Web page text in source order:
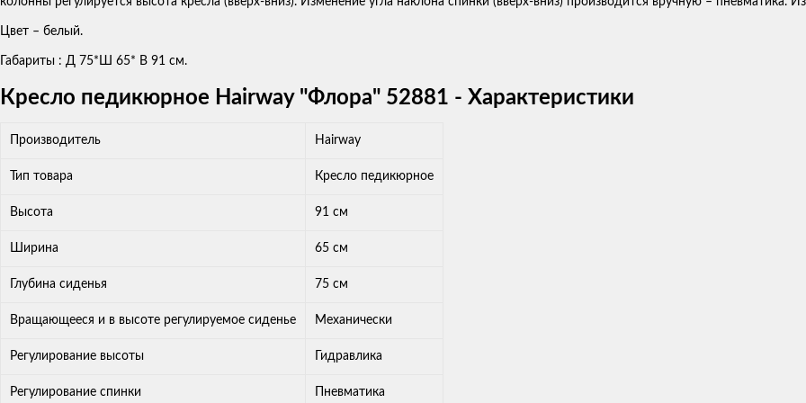
Цвет – белый.
Габариты : Д 75*Ш 65* В 91 см.
Кресло педикюрное Hairway "Флора" 52881 - Характеристики
Производитель Hairway
Тип товара Кресло педикюрное
Высота 91 см
Ширина 65 см
Глубина сиденья 75 см
Вращающееся и в высоте регулируемое сиденье Механически
Регулирование высоты Гидравлика
Регулирование спинки Пневматика